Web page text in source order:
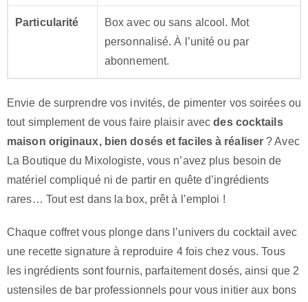
Particularité
Box avec ou sans alcool. Mot
personnalisé. À l’unité ou par
abonnement.
Envie de surprendre vos invités, de pimenter vos soirées ou
tout simplement de vous faire plaisir avecdes cocktails
maison originaux, bien dosés et faciles à réaliser ? Avec
La Boutique du Mixologiste, vous n’avez plus besoin de
matériel compliqué ni de partir en quête d’ingrédients
rares… Tout est dans la box, prêt à l’emploi !
Chaque coffret vous plonge dans l’univers du cocktail avec
une recette signature à reproduire 4 fois chez vous. Tous
les ingrédients sont fournis, parfaitement dosés, ainsi que 2
ustensiles de bar professionnels pour vous initier aux bons